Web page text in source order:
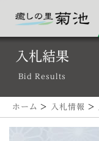
入札結果
Bid Results
ホーム > 入札情報 >